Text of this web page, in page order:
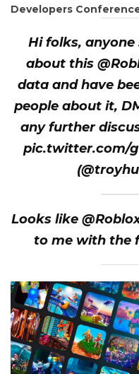
Developers
Hi folks,
about this
data and have
people about it,
any further
pic.twitter.com/
Looks like
to me with the